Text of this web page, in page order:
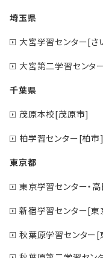
埼玉県
大宮学習センター[さ
大宮第二学習センタ
千葉県
茂原本校[茂原市]
柏学習センター[柏市]
東京都
東京学習センター・
新宿学習センター[
秋葉原学習センター